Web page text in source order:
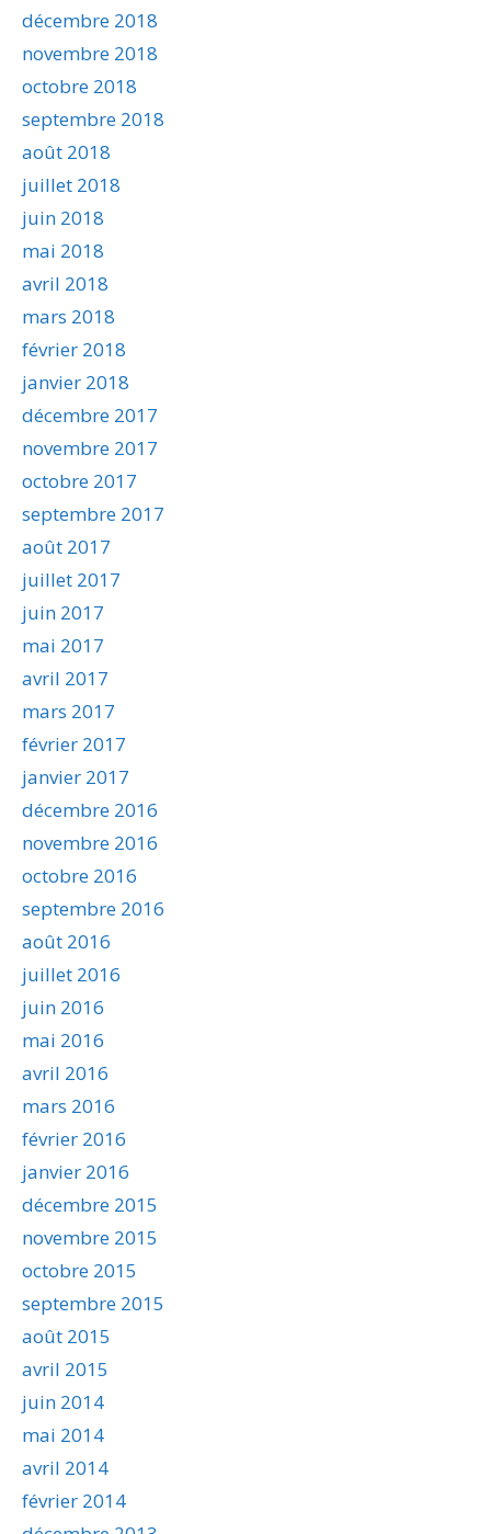
décembre 2018
novembre 2018
octobre 2018
septembre 2018
août 2018
juillet 2018
juin 2018
mai 2018
avril 2018
mars 2018
février 2018
janvier 2018
décembre 2017
novembre 2017
octobre 2017
septembre 2017
août 2017
juillet 2017
juin 2017
mai 2017
avril 2017
mars 2017
février 2017
janvier 2017
décembre 2016
novembre 2016
octobre 2016
septembre 2016
août 2016
juillet 2016
juin 2016
mai 2016
avril 2016
mars 2016
février 2016
janvier 2016
décembre 2015
novembre 2015
octobre 2015
septembre 2015
août 2015
avril 2015
juin 2014
mai 2014
avril 2014
février 2014